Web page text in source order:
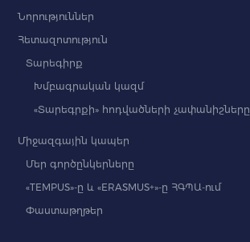
Նորություններ
Հետազոտություն
Տարեգիրք
Խմբագրական կազմ
«Տարեգրքի» հոդվածների չափանիշները
Միջազգային կապեր
Մեր գործընկերները
«TEMPUS»-ը և «ERASMUS+»-ը ՀԳՊԱ-ում
Փաստաթղթեր